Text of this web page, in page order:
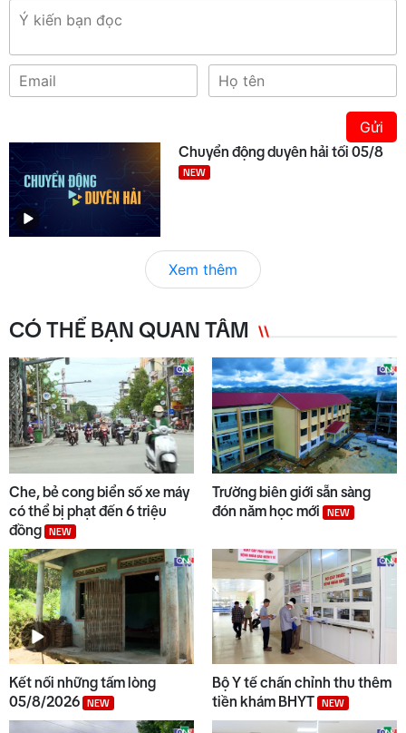
Gửi
Chuyển động duyên hải tối 05/8
NEW
Xem thêm
CÓ THỂ BẠN QUAN TÂM
Che, bẻ cong biển số xe máy
có thể bị phạt đến 6 triệu
đồng
NEW
Trường biên giới sẵn sàng
đón năm học mới
NEW
Kết nối những tấm lòng
05/8/2026
NEW
Bộ Y tế chấn chỉnh thu thêm
tiền khám BHYT
NEW